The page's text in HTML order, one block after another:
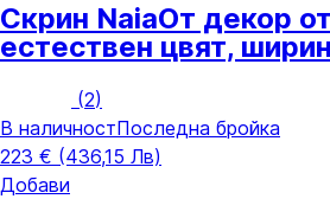
Скрин NaiaОт декор
естествен цвят,
(2)
В наличностПоследна бройка
223 € (436,15 Лв)
Добави